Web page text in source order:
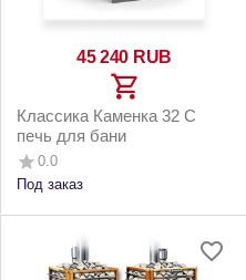
45 240 RUB
Классика Каменка 32 С
печь для бани
0.0
Под заказ